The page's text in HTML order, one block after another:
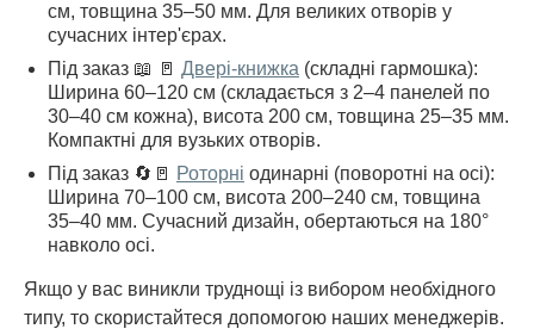
см, товщина 35–50 мм. Для великих отворів у
сучасних інтер'єрах.
Під заказ 📖 🚪 Двері-книжка (складні гармошка):
Ширина 60–120 см (складається з 2–4 панелей по
30–40 см кожна), висота 200 см, товщина 25–35 мм.
Компактні для вузьких отворів.
Під заказ 🔄🚪 Роторні одинарні (поворотні на осі):
Ширина 70–100 см, висота 200–240 см, товщина
35–40 мм. Сучасний дизайн, обертаються на 180°
навколо осі.
Якщо у вас виникли труднощі із вибором необхідного
типу, то скористайтеся допомогою наших менеджерів.